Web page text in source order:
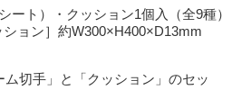
ト）・クッション1個入（全9種）
ョン］約W300×H400×D13mm
ム切手」と「クッション」のセッ